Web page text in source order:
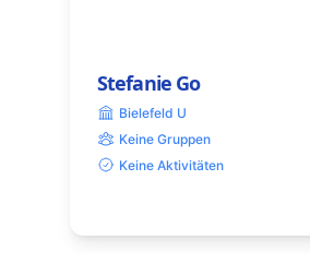
Stefanie Go
Bielefeld U
Keine Gruppen
Keine Aktivitäten